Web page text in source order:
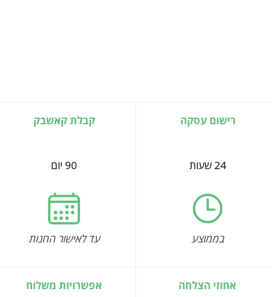
רישום עסקה
24 שעות
בממוצע
קבלת קאשבק
90 יום
עד לאישור החנות
אחוזי הצלחה אפשרויות משלוח